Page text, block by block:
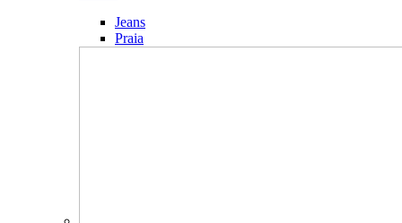
Jeans
Praia